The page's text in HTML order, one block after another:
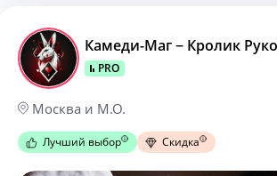
Камеди-Маг − Кролик
PRO
Москва и М.О.
Лучший выбор Скидка